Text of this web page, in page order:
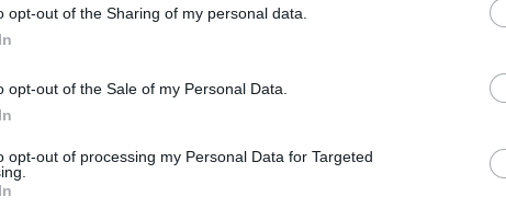
opt-out of the Sharing of my personal data.
opt-out of the Sale of my Personal Data.
opt-out of processing my Personal Data for Targeted
por fuertes